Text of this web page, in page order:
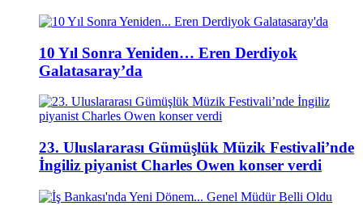
10 Yıl Sonra Yeniden… Eren Derdiyok
Galatasaray’da
23. Uluslararası Gümüşlük Müzik Festivali’nde
İngiliz piyanist Charles Owen konser verdi